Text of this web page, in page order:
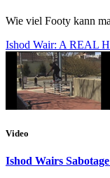
Wie viel Footy kann
Ishod Wair: A REAL
Video
Ishod Wairs